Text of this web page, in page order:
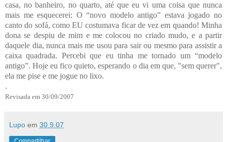
casa, no banheiro, no quarto, até que eu vi uma coisa que nunca
mais me esquecerei: O “novo modelo antigo” estava jogado no
canto do sofá, como EU costumava ficar de vez em quando! Minha
dona se despiu de mim e me colocou no criado mudo, e a partir
daquele dia, nunca mais me usou para sair ou mesmo para assistir a
caixa quadrada. Percebi que eu tinha me tornado um “modelo
antigo”. Hoje eu fico quieto, esperando o dia em que, "sem querer",
ela me pise e me jogue no lixo.
.
Revisada em 30/09/2007
Lupo em 30.9.07